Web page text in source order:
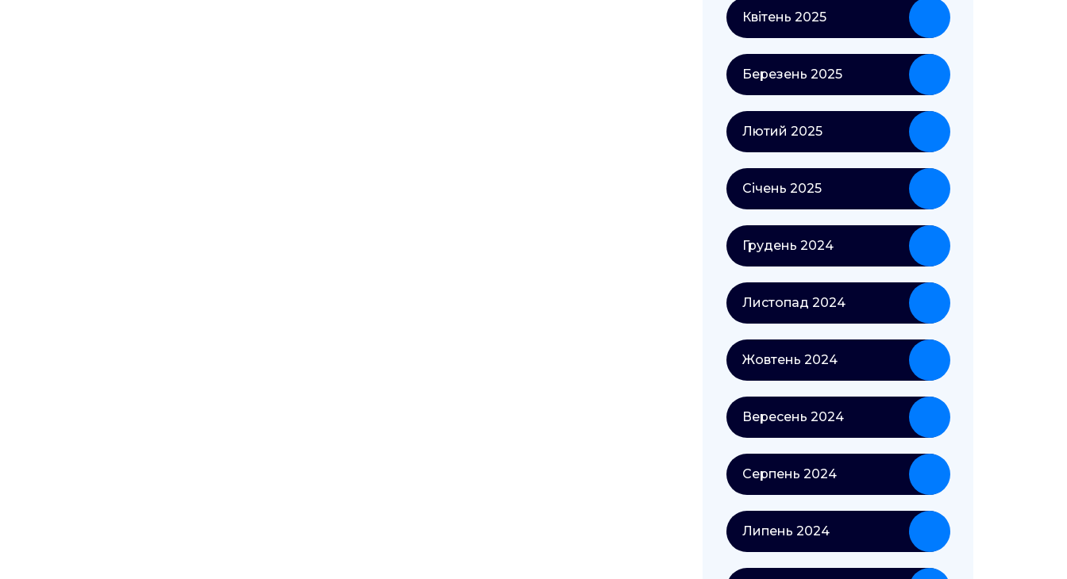
Квітень 2025
Березень 2025
Лютий 2025
Січень 2025
Грудень 2024
Листопад 2024
Жовтень 2024
Вересень 2024
Серпень 2024
Липень 2024